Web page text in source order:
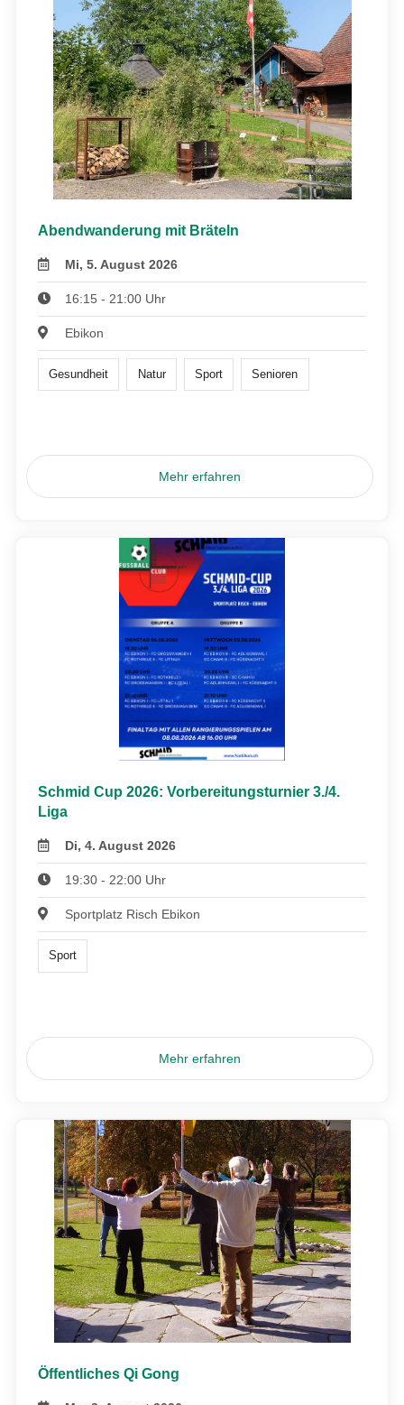
Abendwanderung mit Bräteln
Mi, 5. August 2026
16:15 - 21:00 Uhr
Ebikon
Gesundheit Natur Sport Senioren
Mehr erfahren
Schmid Cup 2026: Vorbereitungsturnier 3./4.
Liga
Di, 4. August 2026
19:30 - 22:00 Uhr
Sportplatz Risch Ebikon
Sport
Mehr erfahren
Öffentliches Qi Gong